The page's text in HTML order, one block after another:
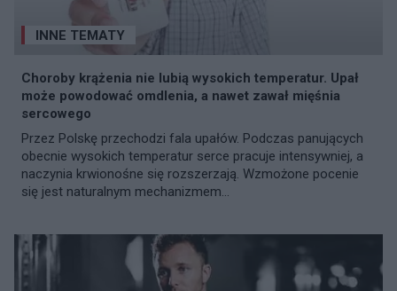
INNE TEMATY
Choroby krążenia nie lubią wysokich temperatur. Upał
może powodować omdlenia, a nawet zawał mięśnia
sercowego
Przez Polskę przechodzi fala upałów. Podczas panujących
obecnie wysokich temperatur serce pracuje intensywniej, a
naczynia krwionośne się rozszerzają. Wzmożone pocenie
się jest naturalnym mechanizmem...